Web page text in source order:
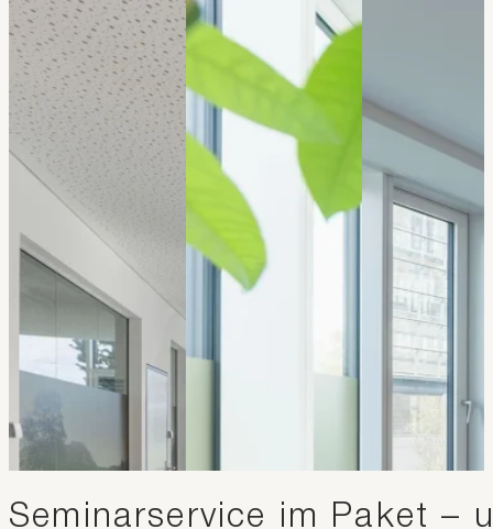
Oberland
Für maximal 120
Personen – mit
Beamer,
Leinwand,
Clickshare und
Soundsystem
Kapazität128 m²
36
54 40
120
Unterland
Für maximal 80
Personen – mit
Beamer,
Clickshare und
Soundsystem
Kapazität104
Für maximal 40
Personen – mit
Leinwand,
Clickshare und
Soundsystem
Kapazität 77
20
16 20
40
Seminarservice im Paket –